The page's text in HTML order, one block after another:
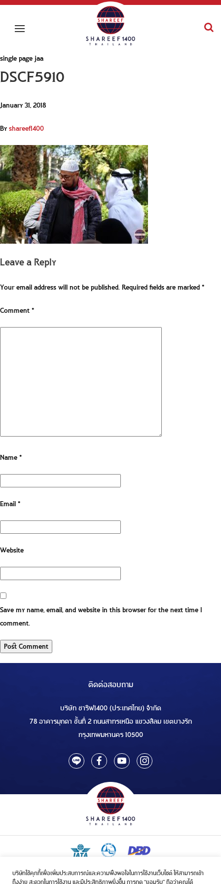
บริษัทใช้คุกกี้เพื่อเพิ่มประสบการณ์และความพึงพอใจในการใช้งานเว็บไซต์ ให้สามารถเข้า
ถึงง่าย สะดวกในการใช้งาน และมีประสิทธิภาพยิ่งขึ้น การกด “ยอมรับ” ถือว่าคุณได้
single page jaa
DSCF5910
January 31, 2018
Byshareef1400
Leave a Reply
Your email address will not be published.Required fields are marked*
Comment*
Name*
Email*
Website
Save my name, email, and website in this browser for the next time I
comment.
ติดต่อสอบถาม
บริษัท ชารีฟ1400 (ประเทศไทย) จำกัด
78 อาคารมุกดา ชั้นที่ 2 ถนนสาทรเหนือ แขวงสีลม เขตบางรัก
กรุงเทพมหานคร 10500
ใบอนุญาตเป็นผู้ประกอบกิจการรับจัดบริการขนส่งในกิจการฮัจย์เลขที่ 1/2568